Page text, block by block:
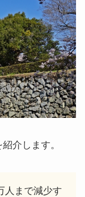
介します。
人まで減少す